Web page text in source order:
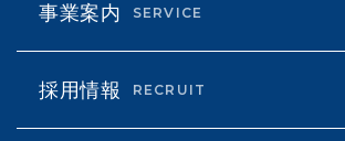
事業案内 SERVICE
採用情報 RECRUIT